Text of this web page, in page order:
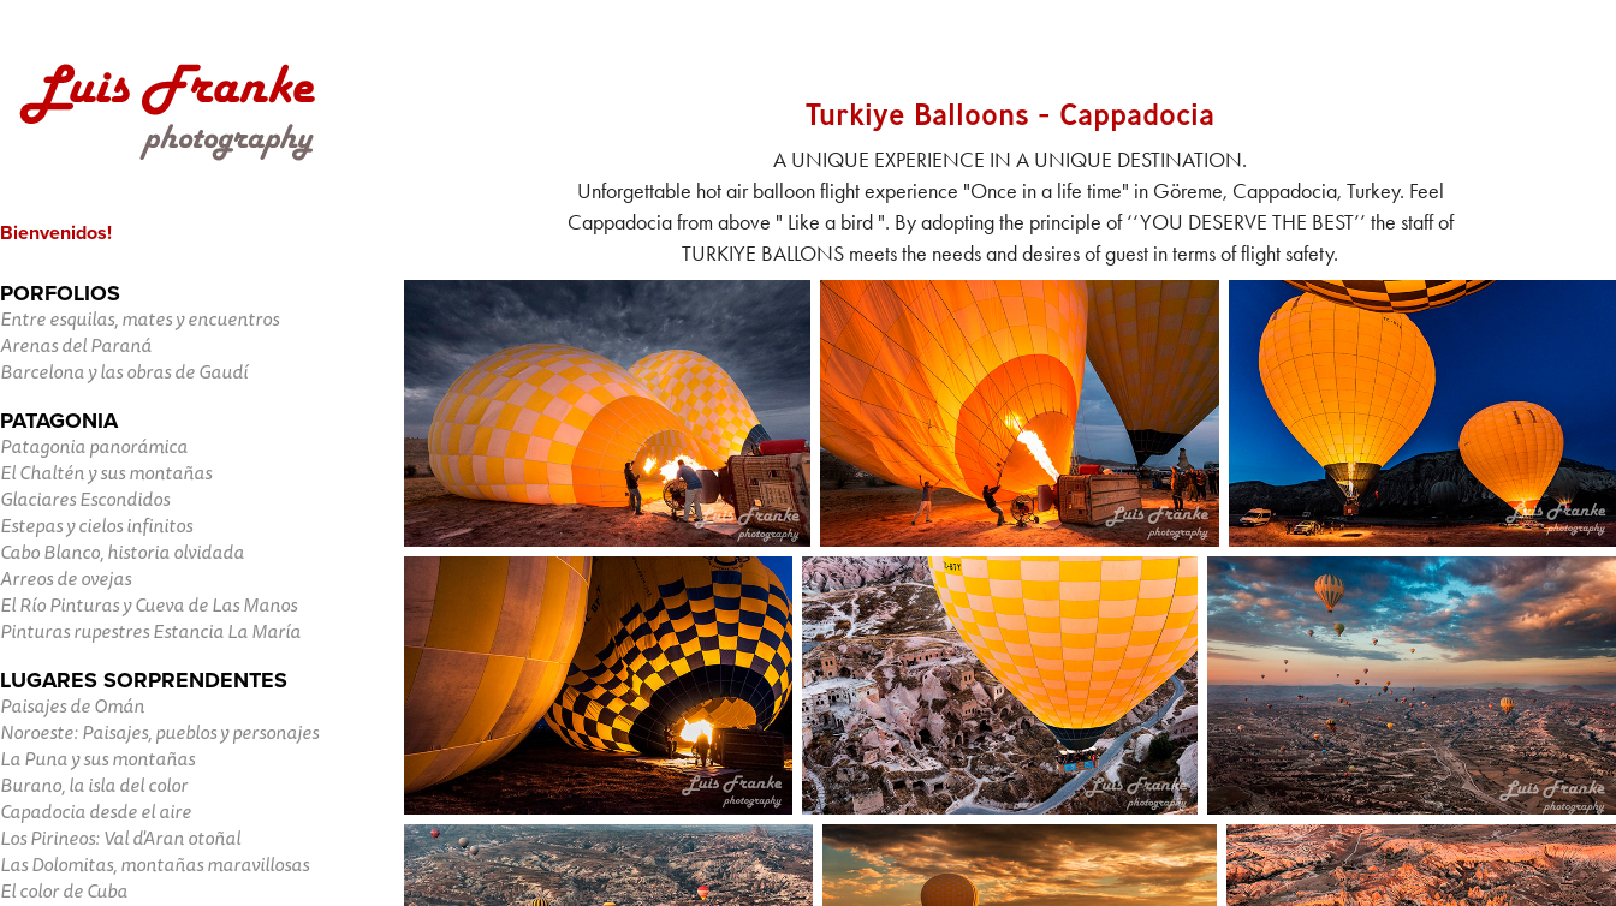
Bienvenidos!
PORFOLIOS
Entre esquilas, mates y encuentros
Arenas del Paraná
Barcelona y las obras de Gaudí
PATAGONIA
Patagonia panorámica
El Chaltén y sus montañas
Glaciares Escondidos
Estepas y cielos infinitos
Cabo Blanco, historia olvidada
Arreos de ovejas
El Río Pinturas y Cueva de Las Manos
Pinturas rupestres Estancia La María
LUGARES SORPRENDENTES
Paisajes de Omán
Noroeste: Paisajes, pueblos y personajes
La Puna y sus montañas
Burano, la isla del color
Capadocia desde el aire
Los Pirineos: Val d'Aran otoñal
Las Dolomitas, montañas maravillosas
El color de Cuba
Turkiye Balloons - Cappadocia
A UNIQUE EXPERIENCE IN A UNIQUE DESTINATION.
Unforgettable hot air balloon flight experience "Once in a life time" in Göreme, Cappadocia, Turkey. Feel
Cappadocia from above " Like a bird ". By adopting the principle of ‘‘YOU DESERVE THE BEST’’ the staff of
TURKIYE BALLONS meets the needs and desires of guest in terms of flight safety.